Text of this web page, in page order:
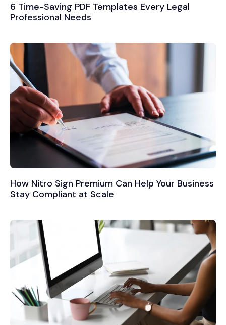
6 Time-Saving PDF Templates Every Legal
Professional Needs
How Nitro Sign Premium Can Help Your Business
Stay Compliant at Scale